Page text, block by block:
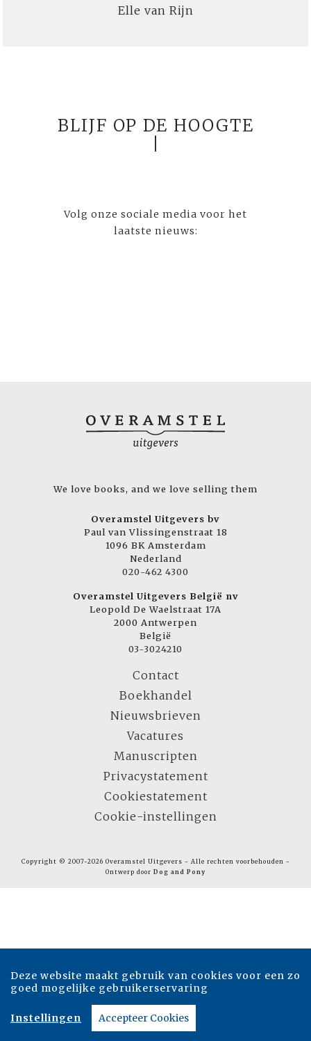
Elle van Rijn
BLIJF OP DE HOOGTE
Volg onze sociale media voor het
laatste nieuws:
We love books, and we love selling them
Overamstel Uitgevers bv
Paul van Vlissingenstraat 18
1096 BK Amsterdam
Nederland
020-462 4300
Overamstel Uitgevers België nv
Leopold De Waelstraat 17A
2000 Antwerpen
België
03-3024210
Contact
Boekhandel
Nieuwsbrieven
Vacatures
Manuscripten
Privacystatement
Cookiestatement
Cookie-instellingen
Copyright © 2007-2026 Overamstel Uitgevers - Alle rechten voorbehouden -
Ontwerp door Dog and Pony
Deze website maakt gebruik van cookies voor een zo
goed mogelijke gebruikerservaring
Instellingen Accepteer Cookies